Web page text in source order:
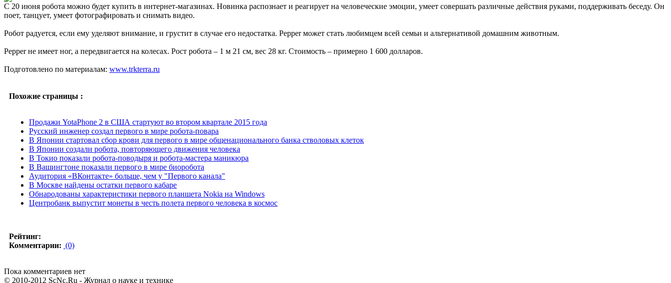
С 20 июня робота можно будет купить в интернет-магазинах. Новинка распознает и реагирует на человеческие эмоции, умеет совершать различные действия руками, поддерживать беседу. Он
поет, танцует, умеет фотографировать и снимать видео.
Робот радуется, если ему уделяют внимание, и грустит в случае его недостатка. Pepper может стать любимцем всей семьи и альтернативой домашним животным.
Pepper не имеет ног, а передвигается на колесах. Рост робота – 1 м 21 см, вес 28 кг. Стоимость – примерно 1 600 долларов.
Подготовлено по материалам: www.trkterra.ru
Похожие страницы :
Продажи YotaPhone 2 в США стартуют во втором квартале 2015 года
Русский инженер создал первого в мире робота-повара
В Японии стартовал сбор крови для первого в мире общенационального банка стволовых клеток
В Японии создали робота, повторяющего движения человека
В Токио показали робота-поводыря и робота-мастера маникюра
В Вашингтоне показали первого в мире биоробота
Аудитория «ВКонтакте» больше, чем у "Первого канала"
В Москве найдены остатки первого кабаре
Обнародованы характеристики первого планшета Nokia на Windows
Центробанк выпустит монеты в честь полета первого человека в космос
Рейтинг:
Комментарии: (0)
Пока комментариев нет
© 2010-2012 ScNc.Ru - Журнал о науке и технике